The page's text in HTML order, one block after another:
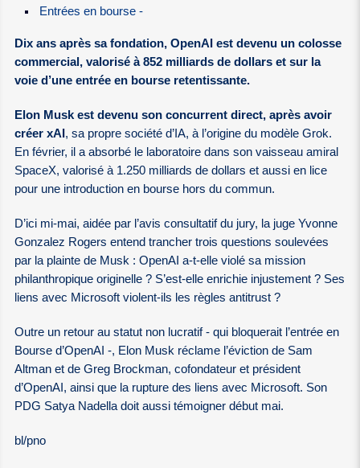
Entrées en bourse -
Dix ans après sa fondation, OpenAI est devenu un colosse
commercial, valorisé à 852 milliards de dollars et sur la
voie d’une entrée en bourse retentissante.
Elon Musk est devenu son concurrent direct, après avoir
créer xAI , sa propre société d’IA, à l’origine du modèle Grok.
En février, il a absorbé le laboratoire dans son vaisseau amiral
SpaceX, valorisé à 1.250 milliards de dollars et aussi en lice
pour une introduction en bourse hors du commun.
D’ici mi-mai, aidée par l’avis consultatif du jury, la juge Yvonne
Gonzalez Rogers entend trancher trois questions soulevées
par la plainte de Musk : OpenAI a-t-elle violé sa mission
philanthropique originelle ? S’est-elle enrichie injustement ? Ses
liens avec Microsoft violent-ils les règles antitrust ?
Outre un retour au statut non lucratif - qui bloquerait l’entrée en
Bourse d’OpenAI -, Elon Musk réclame l’éviction de Sam
Altman et de Greg Brockman, cofondateur et président
d’OpenAI, ainsi que la rupture des liens avec Microsoft. Son
PDG Satya Nadella doit aussi témoigner début mai.
bl/pno